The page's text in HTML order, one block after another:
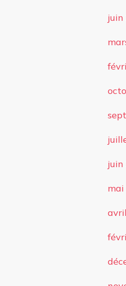
juin
juin